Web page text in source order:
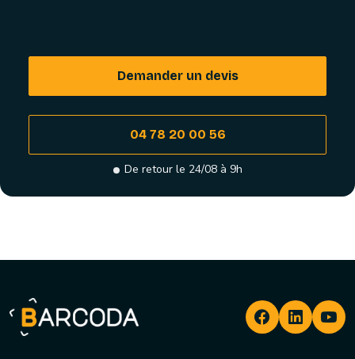
Demander un devis
04 78 20 00 56
De retour le 24/08 à 9h